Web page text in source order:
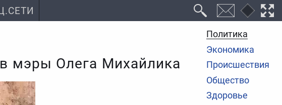
Политика
Экономика
Происшествия
Общество
Здоровье
мэры Олега Михайлика